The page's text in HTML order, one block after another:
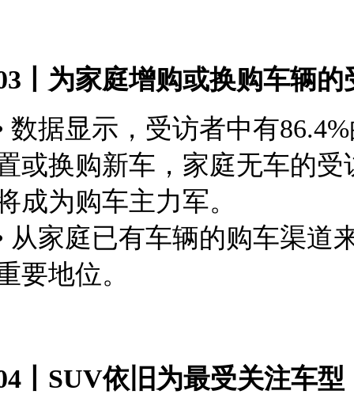
丨为家庭增购或换购车辆
数据显示，受访者中有
或换购新车，家庭无车的受
成为购车主力军。
从家庭已有车辆的购车渠道
要地位。
丨SUV依旧为最受关注车型